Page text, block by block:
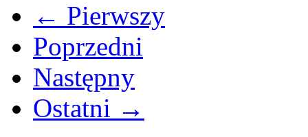
← Pierwszy
Poprzedni
Następny
Ostatni →